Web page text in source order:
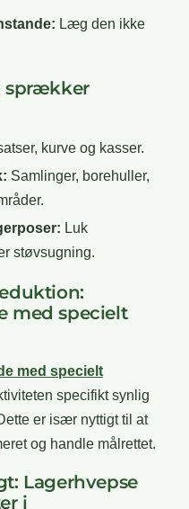
Læg den ikke
sprækker
kurve og kasser.
Samlinger, borehuller,
Luk
støvsugning.
med specielt
med specielt
specifikt synlig
er især nyttigt til at
og handle målrettet.
Lagerhvepse
i